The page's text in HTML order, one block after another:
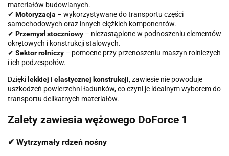
materiałów budowlanych.
✔ Motoryzacja – wykorzystywane do transportu części
samochodowych oraz innych ciężkich komponentów.
✔ Przemysł stoczniowy – niezastąpione w podnoszeniu elementów
okrętowych i konstrukcji stalowych.
✔ Sektor rolniczy – pomocne przy przenoszeniu maszyn rolniczych
i ich podzespołów.
Dzięki lekkiej i elastycznej konstrukcji, zawiesie nie powoduje
uszkodzeń powierzchni ładunków, co czyni je idealnym wyborem do
transportu delikatnych materiałów.
Zalety zawiesia wężowego DoForce 1
✔ Wytrzymały rdzeń nośny